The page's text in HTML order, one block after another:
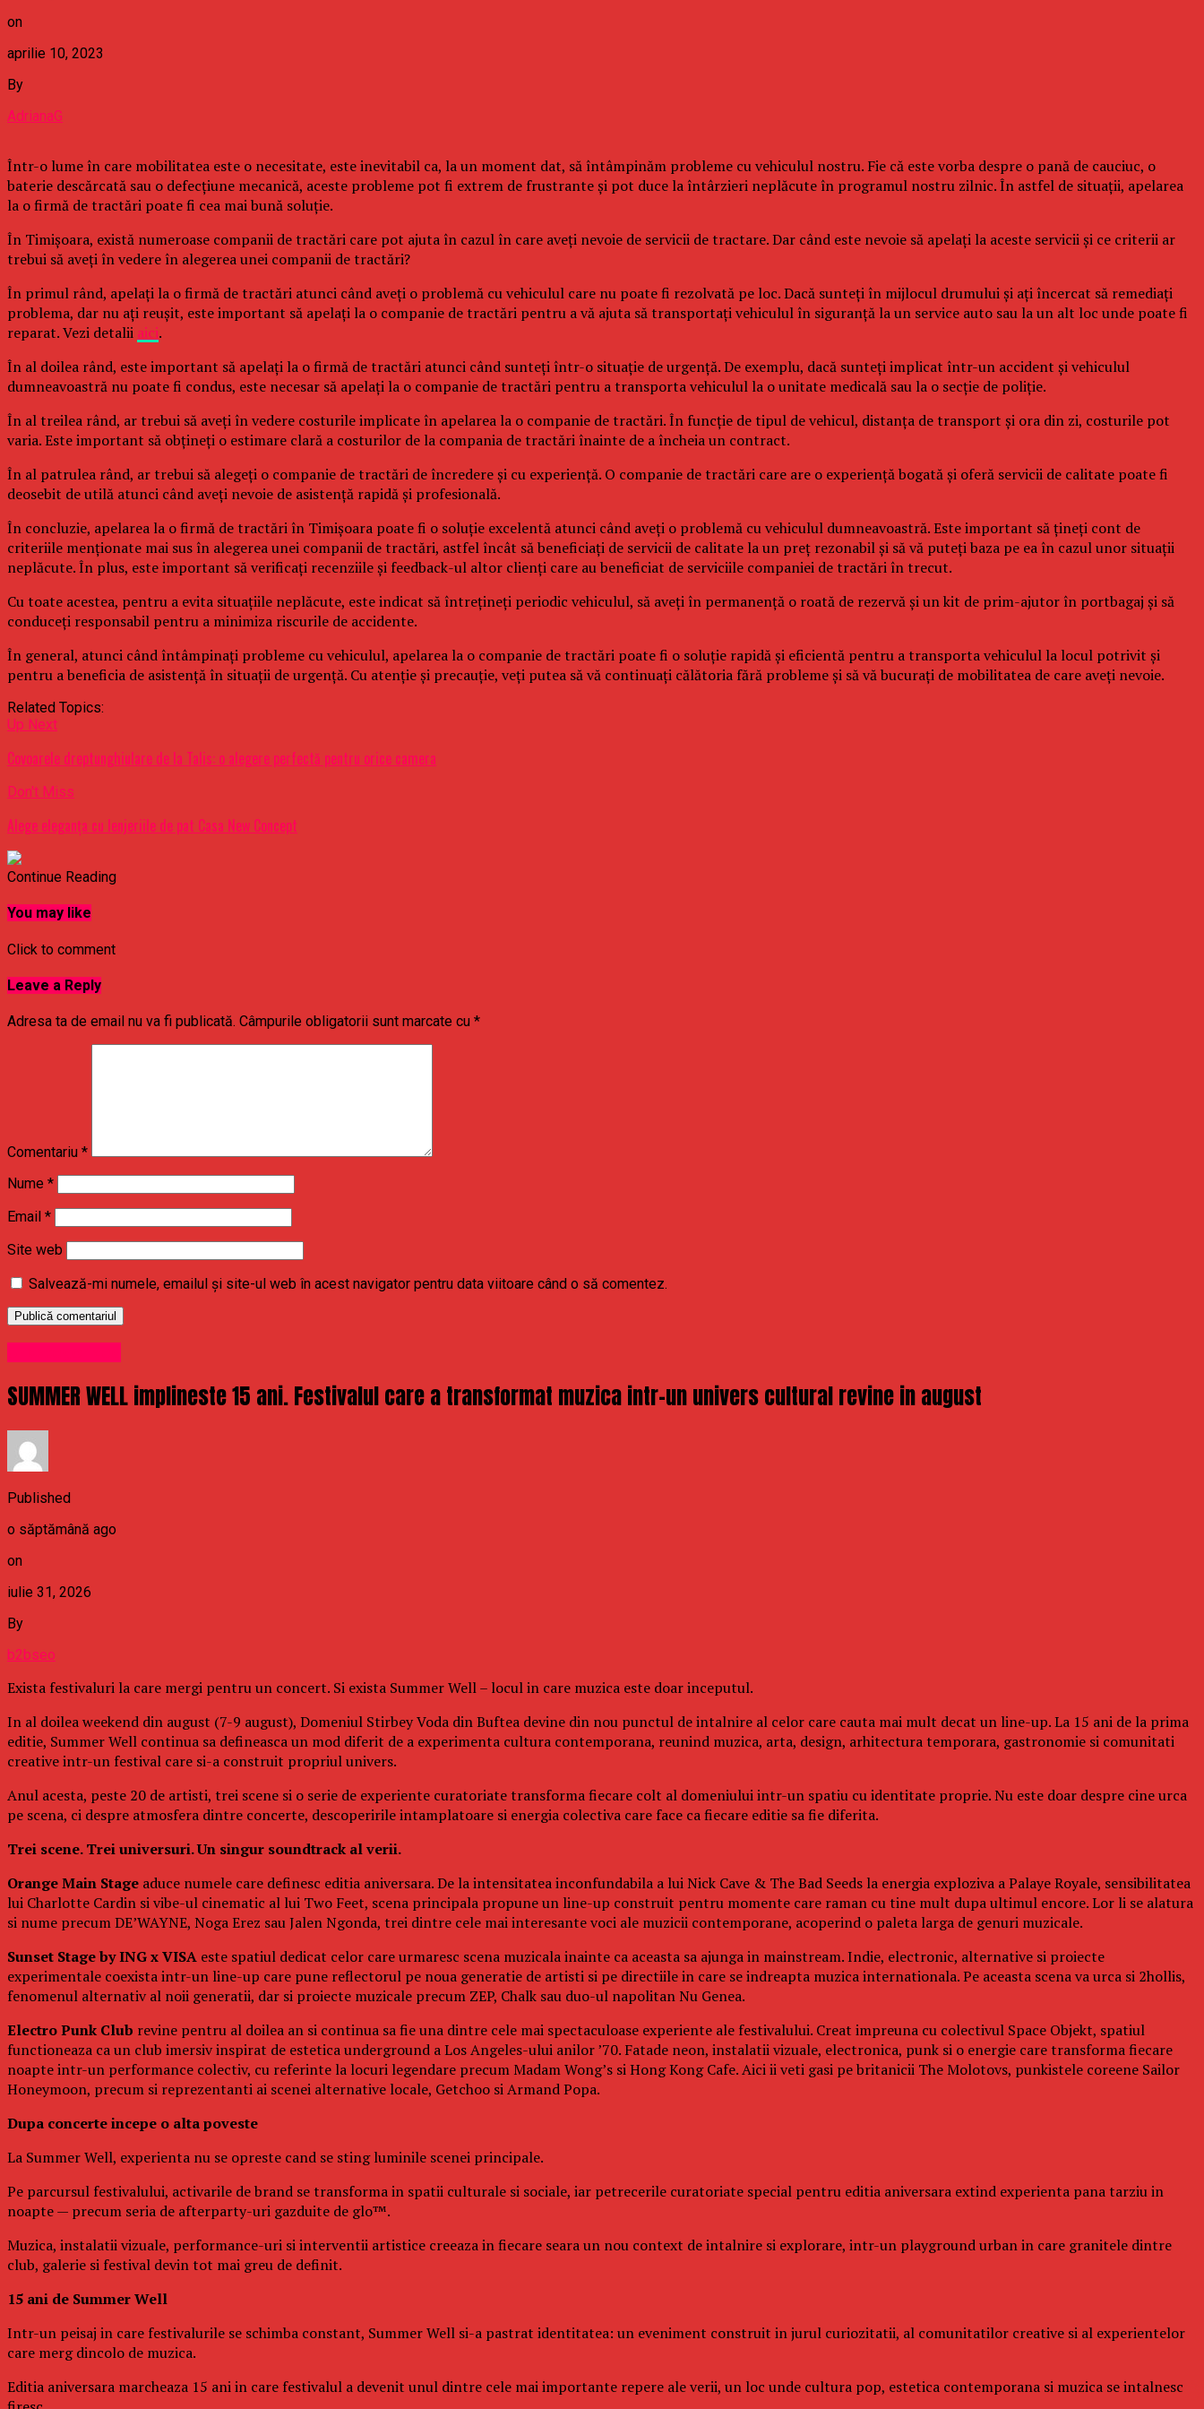
on
aprilie 10, 2023
By
AdrianaG
Într-o lume în care mobilitatea este o necesitate, este inevitabil ca, la un moment dat, să întâmpinăm probleme cu vehiculul nostru. Fie că este vorba despre o pană de cauciuc, o
baterie descărcată sau o defecțiune mecanică, aceste probleme pot fi extrem de frustrante și pot duce la întârzieri neplăcute în programul nostru zilnic. În astfel de situații, apelarea
la o firmă de tractări poate fi cea mai bună soluție.
În Timișoara, există numeroase companii de tractări care pot ajuta în cazul în care aveți nevoie de servicii de tractare. Dar când este nevoie să apelați la aceste servicii și ce criterii ar
trebui să aveți în vedere în alegerea unei companii de tractări?
În primul rând, apelați la o firmă de tractări atunci când aveți o problemă cu vehiculul care nu poate fi rezolvată pe loc. Dacă sunteți în mijlocul drumului și ați încercat să remediați
problema, dar nu ați reușit, este important să apelați la o companie de tractări pentru a vă ajuta să transportați vehiculul în siguranță la un service auto sau la un alt loc unde poate fi
reparat. Vezi detalii aici.
În al doilea rând, este important să apelați la o firmă de tractări atunci când sunteți într-o situație de urgență. De exemplu, dacă sunteți implicat într-un accident și vehiculul
dumneavoastră nu poate fi condus, este necesar să apelați la o companie de tractări pentru a transporta vehiculul la o unitate medicală sau la o secție de poliție.
În al treilea rând, ar trebui să aveți în vedere costurile implicate în apelarea la o companie de tractări. În funcție de tipul de vehicul, distanța de transport și ora din zi, costurile pot
varia. Este important să obțineți o estimare clară a costurilor de la compania de tractări înainte de a încheia un contract.
În al patrulea rând, ar trebui să alegeți o companie de tractări de încredere și cu experiență. O companie de tractări care are o experiență bogată și oferă servicii de calitate poate fi
deosebit de utilă atunci când aveți nevoie de asistență rapidă și profesională.
În concluzie, apelarea la o firmă de tractări în Timișoara poate fi o soluție excelentă atunci când aveți o problemă cu vehiculul dumneavoastră. Este important să țineți cont de
criteriile menționate mai sus în alegerea unei companii de tractări, astfel încât să beneficiați de servicii de calitate la un preț rezonabil și să vă puteți baza pe ea în cazul unor situații
neplăcute. În plus, este important să verificați recenziile și feedback-ul altor clienți care au beneficiat de serviciile companiei de tractări în trecut.
Cu toate acestea, pentru a evita situațiile neplăcute, este indicat să întrețineți periodic vehiculul, să aveți în permanență o roată de rezervă și un kit de prim-ajutor în portbagaj și să
conduceți responsabil pentru a minimiza riscurile de accidente.
În general, atunci când întâmpinați probleme cu vehiculul, apelarea la o companie de tractări poate fi o soluție rapidă și eficientă pentru a transporta vehiculul la locul potrivit și
pentru a beneficia de asistență în situații de urgență. Cu atenție și precauție, veți putea să vă continuați călătoria fără probleme și să vă bucurați de mobilitatea de care aveți nevoie.
Related Topics:
Up Next
Covoarele dreptunghiulare de la Talis: o alegere perfectă pentru orice camera
Don't Miss
Alege eleganța cu lenjeriile de pat Casa New Concept
Continue Reading
You may like
Click to comment
Leave a Reply
Adresa ta de email nu va fi publicată. Câmpurile obligatorii sunt marcate cu *
Comentariu *
Nume *
Email *
Site web
Salvează-mi numele, emailul și site-ul web în acest navigator pentru data viitoare când o să comentez.
SUMMER WELL implineste 15 ani. Festivalul care a transformat muzica intr-un univers cultural revine in august
Published
o săptămână ago
on
iulie 31, 2026
By
b2bseo
Exista festivaluri la care mergi pentru un concert. Si exista Summer Well – locul in care muzica este doar inceputul.
In al doilea weekend din august (7-9 august), Domeniul Stirbey Voda din Buftea devine din nou punctul de intalnire al celor care cauta mai mult decat un line-up. La 15 ani de la prima
editie, Summer Well continua sa defineasca un mod diferit de a experimenta cultura contemporana, reunind muzica, arta, design, arhitectura temporara, gastronomie si comunitati
creative intr-un festival care si-a construit propriul univers.
Anul acesta, peste 20 de artisti, trei scene si o serie de experiente curatoriate transforma fiecare colt al domeniului intr-un spatiu cu identitate proprie. Nu este doar despre cine urca
pe scena, ci despre atmosfera dintre concerte, descoperirile intamplatoare si energia colectiva care face ca fiecare editie sa fie diferita.
Trei scene. Trei universuri. Un singur soundtrack al verii.
Orange Main Stage aduce numele care definesc editia aniversara. De la intensitatea inconfundabila a lui Nick Cave & The Bad Seeds la energia exploziva a Palaye Royale, sensibilitatea
lui Charlotte Cardin si vibe-ul cinematic al lui Two Feet, scena principala propune un line-up construit pentru momente care raman cu tine mult dupa ultimul encore. Lor li se alatura
si nume precum DE’WAYNE, Noga Erez sau Jalen Ngonda, trei dintre cele mai interesante voci ale muzicii contemporane, acoperind o paleta larga de genuri muzicale.
Sunset Stage by ING x VISA este spatiul dedicat celor care urmaresc scena muzicala inainte ca aceasta sa ajunga in mainstream. Indie, electronic, alternative si proiecte
experimentale coexista intr-un line-up care pune reflectorul pe noua generatie de artisti si pe directiile in care se indreapta muzica internationala. Pe aceasta scena va urca si 2hollis,
fenomenul alternativ al noii generatii, dar si proiecte muzicale precum ZEP, Chalk sau duo-ul napolitan Nu Genea.
Electro Punk Club revine pentru al doilea an si continua sa fie una dintre cele mai spectaculoase experiente ale festivalului. Creat impreuna cu colectivul Space Objekt, spatiul
functioneaza ca un club imersiv inspirat de estetica underground a Los Angeles-ului anilor ’70. Fatade neon, instalatii vizuale, electronica, punk si o energie care transforma fiecare
noapte intr-un performance colectiv, cu referinte la locuri legendare precum Madam Wong’s si Hong Kong Cafe. Aici ii veti gasi pe britanicii The Molotovs, punkistele coreene Sailor
Honeymoon, precum si reprezentanti ai scenei alternative locale, Getchoo si Armand Popa.
Dupa concerte incepe o alta poveste
La Summer Well, experienta nu se opreste cand se sting luminile scenei principale.
Pe parcursul festivalului, activarile de brand se transforma in spatii culturale si sociale, iar petrecerile curatoriate special pentru editia aniversara extind experienta pana tarziu in
noapte — precum seria de afterparty-uri gazduite de glo™.
Muzica, instalatii vizuale, performance-uri si interventii artistice creeaza in fiecare seara un nou context de intalnire si explorare, intr-un playground urban in care granitele dintre
club, galerie si festival devin tot mai greu de definit.
15 ani de Summer Well
Intr-un peisaj in care festivalurile se schimba constant, Summer Well si-a pastrat identitatea: un eveniment construit in jurul curiozitatii, al comunitatilor creative si al experientelor
care merg dincolo de muzica.
Editia aniversara marcheaza 15 ani in care festivalul a devenit unul dintre cele mai importante repere ale verii, un loc unde cultura pop, estetica contemporana si muzica se intalnesc